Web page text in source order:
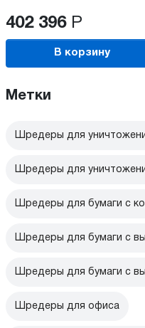
402 396 Р
В корзину
Метки
Шредеры для
Шредеры для
Шредеры для бумаги с
Шредеры для бумаги с
Шредеры для бумаги с
Шредеры для офиса